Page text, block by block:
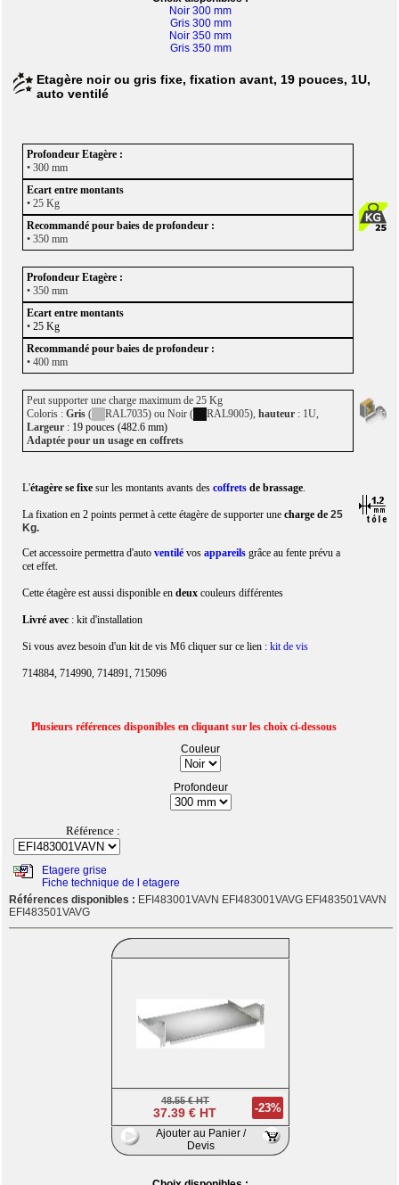
Noir 300 mm
Gris 300 mm
Noir 350 mm
Gris 350 mm
Etagère noir ou gris fixe, fixation avant, 19 pouces, 1U,
auto ventilé
• 300 mm
• 25 Kg
• 350 mm
• 350 mm
•25 Kg
• 400 mm
Peut supporter une charge maximum de 25 Kg
Coloris :Gris( RAL7035) ou Noir ( RAL9005),hauteur : 1U,
Largeur : 19 pouces (482.6 mm)
Adaptée pour un usage en coffrets
L'étagère se fixe sur les montants avants descoffrets de brassage.
La fixation en 2 points permet à cette étagère de supporter unecharge de 25
Kg.
Cet accessoire permettra d'autoventilé vos appareilsgrâce au fente prévu a
cet effet.
Cette étagère est aussi disponible endeux couleurs différentes
Livré avec : kit d'installation
Si vous avez besoin d'un kit de vis M6 cliquer sur ce lien :kit de vis
714884, 714990, 714891, 715096
Plusieurs références disponibles en cliquant sur les choix ci-dessous
Couleur
Profondeur
Référence :
Etagere grise
Fiche technique de l etagere
Références disponibles : EFI483001VAVN EFI483001VAVG EFI483501VAVN
EFI483501VAVG
48.55 € HT
37.39 € HT -23%
Ajouter au Panier /
Devis